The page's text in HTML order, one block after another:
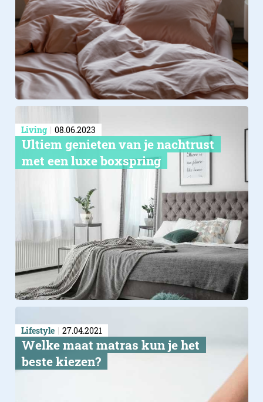
Living 08.06.2023
​Ultiem genieten van je nachtrust
met een luxe boxspring
Lifestyle 27.04.2021
​Welke maat matras kun je het
beste kiezen?